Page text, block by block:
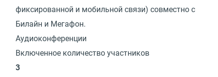
фиксированной и мобильной связи) совместно с
Билайн и Мегафон.
Аудиоконференции
Включенное количество участников
3